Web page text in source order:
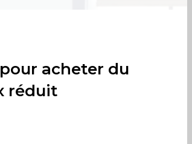
acheter du
réduit